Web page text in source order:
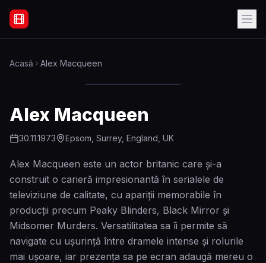
Filme Online Subtitrate - Acasă
Acasă Alex Macqueen
Alex Macqueen
30.11.1973 Epsom, Surrey, England, UK
Alex Macqueen este un actor britanic care și-a
construit o carieră impresionantă în serialele de
televiziune de calitate, cu apariții memorabile în
producții precum Peaky Blinders, Black Mirror și
Midsomer Murders. Versatilitatea sa îi permite să
navigate cu ușurință între dramele intense și rolurile
mai ușoare, iar prezența sa pe ecran adaugă mereu o